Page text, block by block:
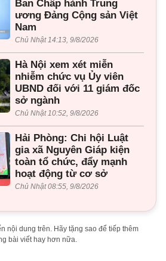
Ban Chấp hành Trung
ương Đảng Cộng sản Việt
Nam
Chủ Nhật 14:13, 9/8/2026
Hà Nội xem xét miễn
nhiễm chức vụ Ủy viên
UBND đối với 11 giám đốc
sở ngành
Chủ Nhật 10:52, 9/8/2026
Hải Phòng: Chi hội Luật
gia xã Nguyên Giáp kiện
toàn tổ chức, đẩy mạnh
hoạt động từ cơ sở
Chủ Nhật 08:55, 9/8/2026
nội dung trên. Hãy tặng sao để tiếp thêm
bài viết hay hơn nữa.